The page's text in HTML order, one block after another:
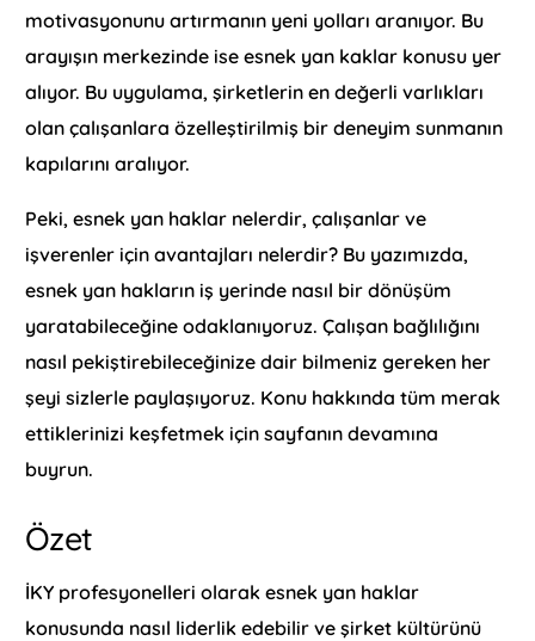
motivasyonunu artırmanın yeni yolları aranıyor. Bu
arayışın merkezinde ise esnek yan kaklar konusu yer
alıyor. Bu uygulama, şirketlerin en değerli varlıkları
olan çalışanlara özelleştirilmiş bir deneyim sunmanın
kapılarını aralıyor.
Peki, esnek yan haklar nelerdir, çalışanlar ve
işverenler için avantajları nelerdir? Bu yazımızda,
esnek yan hakların iş yerinde nasıl bir dönüşüm
yaratabileceğine odaklanıyoruz. Çalışan bağlılığını
nasıl pekiştirebileceğinize dair bilmeniz gereken her
şeyi sizlerle paylaşıyoruz. Konu hakkında tüm merak
ettiklerinizi keşfetmek için sayfanın devamına
buyrun.
Özet
İKY profesyonelleri olarak esnek yan haklar
konusunda nasıl liderlik edebilir ve şirket kültürünü